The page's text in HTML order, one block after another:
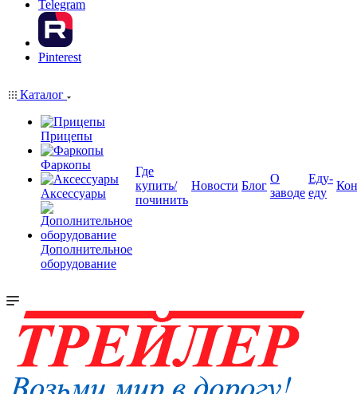
Telegram
Pinterest
Каталог
Прицепы
Фаркопы
Аксессуары
Дополнительное
оборудование
Где
купить/
починить
Новости Блог
О
заводе
Еду-
еду